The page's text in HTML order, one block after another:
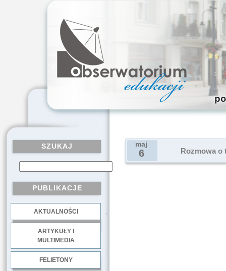
SZUKAJ
PUBLIKACJE
AKTUALNOŚCI
ARTYKUŁY I
MULTIMEDIA
FELIETONY
maj
6 Rozmowa o